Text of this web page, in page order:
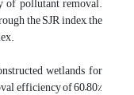
the SJR index, the
wetlands for
efficiency of 60–80%